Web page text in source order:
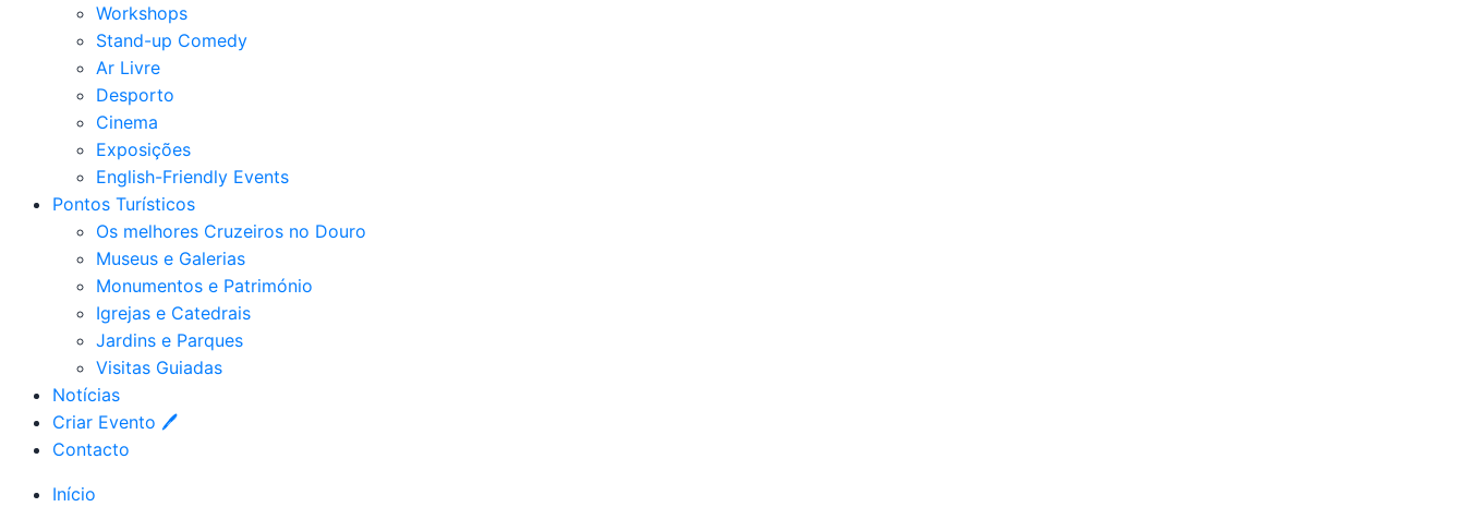
Workshops
Stand-up Comedy
Ar Livre
Desporto
Cinema
Exposições
English-Friendly Events
Pontos Turísticos
Os melhores Cruzeiros no Douro​
Museus e Galerias
Monumentos e Património
Igrejas e Catedrais
Jardins e Parques
Visitas Guiadas
Notícias
Criar Evento 🖊
Contacto
Início